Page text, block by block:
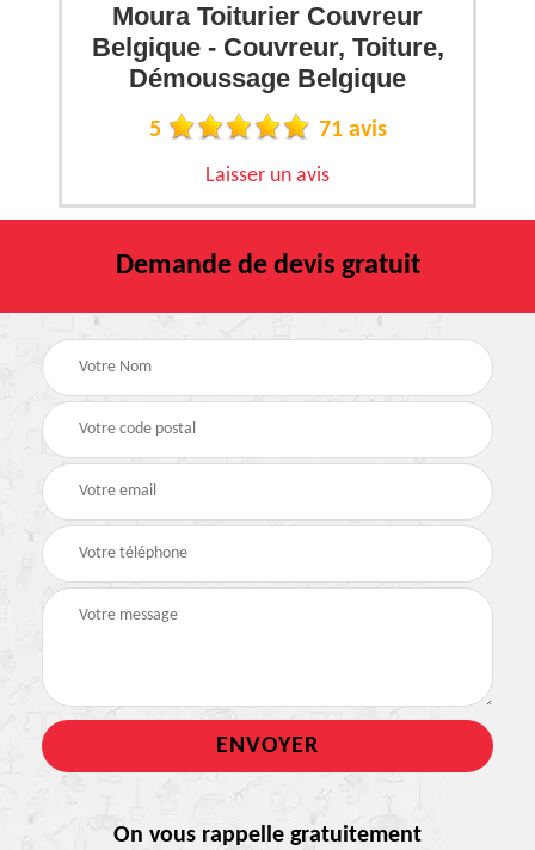
Moura Toiturier Couvreur
Belgique - Couvreur, Toiture,
Démoussage Belgique
5 71 avis
Laisser un avis
Demande de devis gratuit
On vous rappelle gratuitement